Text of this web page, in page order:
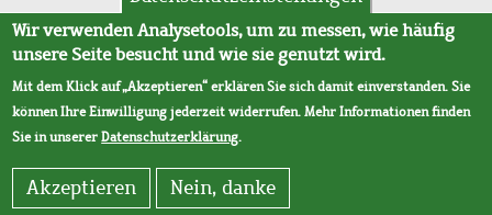
AVB
Wir verwenden Analysetools, um zu messen, wie häufig
unsere Seite besucht und wie sie genutzt wird.
Mit dem Klick auf „Akzeptieren“ erklären Sie sich damit einverstanden. Sie
können Ihre Einwilligung jederzeit widerrufen. Mehr Informationen finden
Sie in unsererDatenschutzerklärung.
Akzeptieren Nein, danke